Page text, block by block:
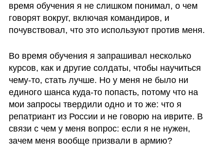
время обучения я не слишком понимал, о чем
говорят вокруг, включая командиров, и
почувствовал, что это используют против меня.
Во время обучения я запрашивал несколько
курсов, как и другие солдаты, чтобы научиться
чему-то, стать лучше. Но у меня не было ни
единого шанса куда-то попасть, потому что на
мои запросы твердили одно и то же: что я
репатриант из России и не говорю на иврите. В
связи с чем у меня вопрос: если я не нужен,
зачем меня вообще призвали в армию?